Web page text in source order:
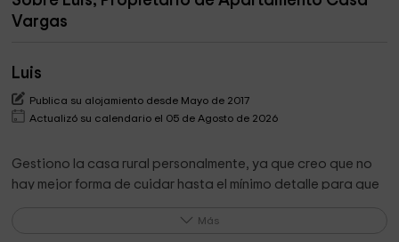
Vargas
Luis
Publica su alojamiento desde Mayo de 2017
Actualizó su calendario el 05 de Agosto de 2026
Gestiono la casa rural personalmente, ya que creo que no
hay mejor forma de cuidar hasta el mínimo detalle para que
Más